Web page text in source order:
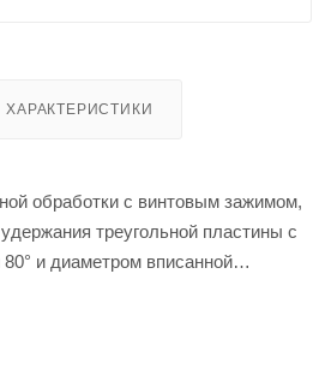
ХАРАКТЕРИСТИКИ
обработки с винтовым зажимом,
треугольной пластины с
и диаметром вписанной